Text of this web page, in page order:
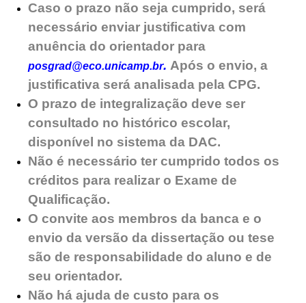
Caso o prazo não seja cumprido, será
necessário enviar justificativa com
anuência do orientador para
posgrad@eco.unicamp.br. Após o envio, a
justificativa será analisada pela CPG.
O prazo de integralização deve ser
consultado no histórico escolar,
disponível no sistema da DAC.
Não é necessário ter cumprido todos os
créditos para realizar o Exame de
Qualificação.
O convite aos membros da banca e o
envio da versão da dissertação ou tese
são de responsabilidade do aluno e de
seu orientador.
Não há ajuda de custo para os